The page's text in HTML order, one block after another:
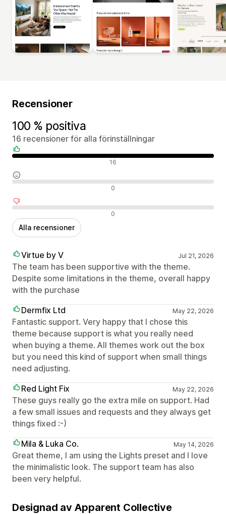
Recensioner
100 % positiva
16 recensioner för alla förinställningar
Positiva recensioner 16
Neutrala recensioner 0
Negativa recensioner 0
Alla recensioner
Virtue by V Jul 21, 2026
The team has been supportive with the theme.
Despite some limitations in the theme, overall happy
with the purchase
Dermfix Ltd
May 22, 2026
Fantastic support. Very happy that I chose this
theme because support is what you really need
when buying a theme. All themes work out the box
but you need this kind of support when small things
need adjusting.
Red Light Fix
May 22, 2026
These guys really go the extra mile on support. Had
a few small issues and requests and they always get
things fixed :-)
Mila & Luka Co.
May 14, 2026
Great theme, I am using the Lights preset and I love
the minimalistic look. The support team has also
been very helpful.
Designad av Apparent Collective